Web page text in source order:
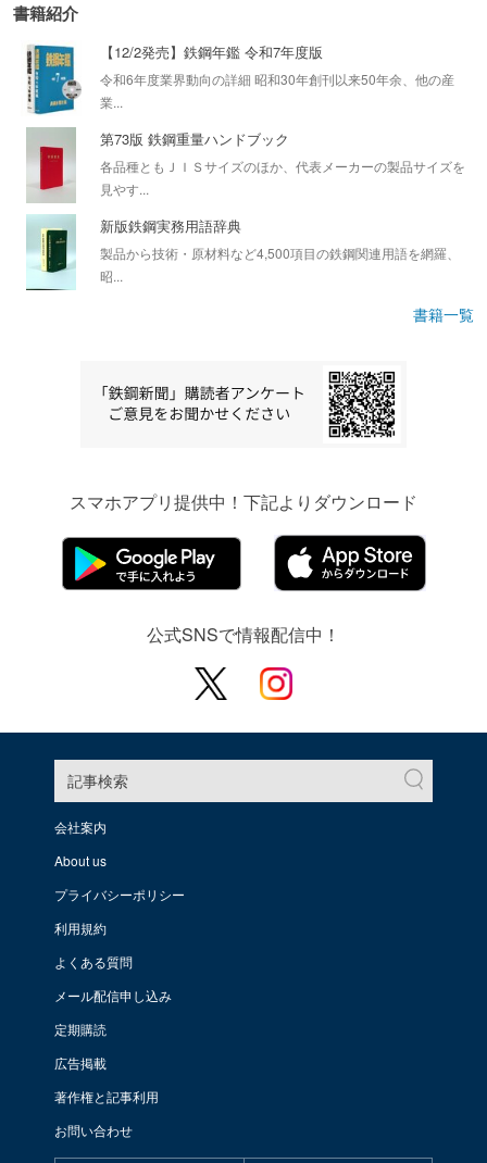
書籍紹介
【12/2発売】鉄鋼年鑑 令和7年度版
令和6年度業界動向の詳細 昭和30年創刊以来50年余、他の産
業...
第73版 鉄鋼重量ハンドブック
各品種ともＪＩＳサイズのほか、代表メーカーの製品サイズを
見やす...
新版鉄鋼実務用語辞典
製品から技術・原材料など4,500項目の鉄鋼関連用語を網羅、
昭...
書籍一覧
スマホアプリ提供中！下記よりダウンロード
公式SNSで情報配信中！
記事検索
会社案内
About us
プライバシーポリシー
利用規約
よくある質問
メール配信申し込み
定期購読
広告掲載
著作権と記事利用
お問い合わせ